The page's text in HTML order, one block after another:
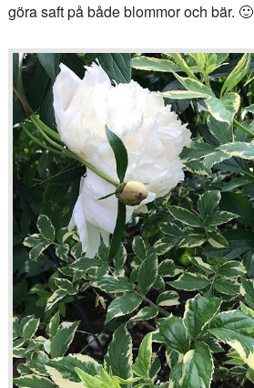
göra saft på både blommor och bär. 🙂